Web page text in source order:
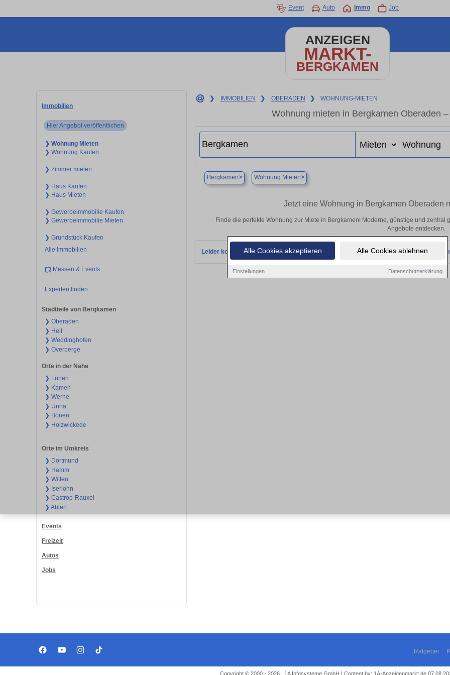
Alle Cookies akzeptieren Alle Cookies ablehnen
Einstellungen Datenschutzerklärung
Event Auto Immo Job
ANZEIGEN
MARKT-
BERGKAMEN
Immobilien
Hier Angebot veröffentlichen
❯ Wohnung Mieten
❯ Wohnung Kaufen
❯ Zimmer mieten
❯ Haus Kaufen
❯ Haus Mieten
❯ Gewerbeimmobilie Kaufen
❯ Gewerbeimmobilie Mieten
❯ Grundstück Kaufen
Alle Immobilien
Messen & Events
Experten finden
Stadtteile von Bergkamen
❯ Oberaden
❯ Heil
❯ Weddinghofen
❯ Overberge
Orte in der Nähe
❯ Lünen
❯ Kamen
❯ Werne
❯ Unna
❯ Bönen
❯ Holzwickede
Orte im Umkreis
❯ Dortmund
❯ Hamm
❯ Witten
❯ Iserlohn
❯ Castrop-Rauxel
❯ Ahlen
Events
Freizeit
Autos
Jobs
❯ IMMOBILIEN ❯ OBERADEN ❯ WOHNUNG-MIETEN
Wohnung mieten in Bergkamen Oberaden
Bergkamen× Wohnung Mieten×
Jetzt eine Wohnung in Bergkamen Oberaden
Finde die perfekte Wohnung zur Miete in Bergkamen! Moderne, günstige und
Angebote entdecken.
Leider konnten wir derzeit keine passenden Objekte finden. Schauen Sie bald wieder
Ratgeber
Copyright © 2000 - 2026 | 1A Infosysteme GmbH | Content by: 1A-Anzeigenmarkt.de